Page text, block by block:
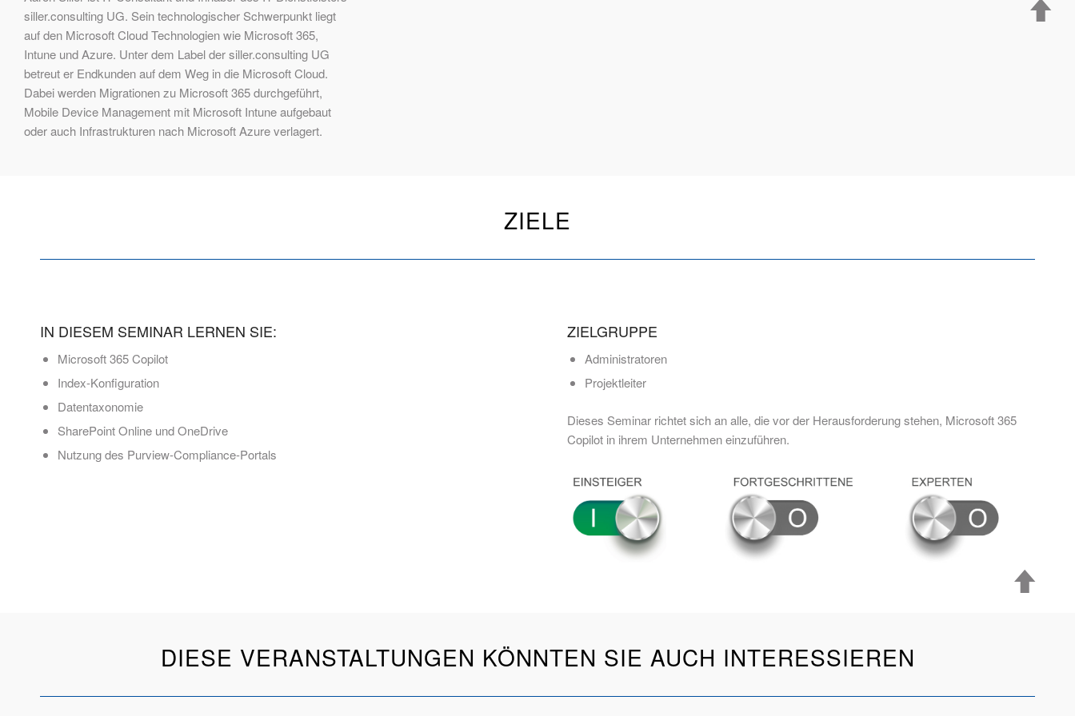
siller.consulting UG. Sein technologischer Schwerpunkt liegt
auf den Microsoft Cloud Technologien wie Microsoft 365,
Intune und Azure. Unter dem Label der siller.consulting UG
betreut er Endkunden auf dem Weg in die Microsoft Cloud.
Dabei werden Migrationen zu Microsoft 365 durchgeführt,
Mobile Device Management mit Microsoft Intune aufgebaut
oder auch Infrastrukturen nach Microsoft Azure verlagert.
ZIELE
IN DIESEM SEMINAR LERNEN SIE:
Microsoft 365 Copilot
Index-Konfiguration
Datentaxonomie
SharePoint Online und OneDrive
Nutzung des Purview-Compliance-Portals
ZIELGRUPPE
Administratoren
Projektleiter
Dieses Seminar richtet sich an alle, die vor der Herausforderung stehen, Microsoft 365
Copilot in ihrem Unternehmen einzuführen.
DIESE VERANSTALTUNGEN KÖNNTEN SIE AUCH INTERESSIEREN